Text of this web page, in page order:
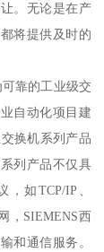
。无论是在产
将提供及时的
靠的工业级交
自动化项目建
换机系列产品
列产品不仅具
如TCP/IP、
，SIEMENS西
和通信服务。